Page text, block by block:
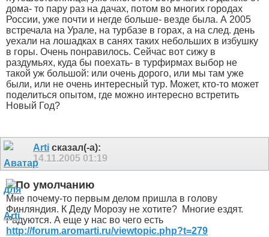
дома- то пару раз на дачах, потом во многих городах
России, уже почти и негде больше- везде была. А 2005
встречала на Урале, на турбазе в горах, а на след. день
уехали на лошадках в санях таких небольших в избушку
в горы. Очень понравилось. Сейчас вот сижу в
раздумьях, куда бы поехать- в турфирмах выбор не
такой уж большой: или очень дорого, или мы там уже
были, или не очень интересный тур. Может, кто-то может
поделиться опытом, где можно интересно встретить
Новый Год?
Arti сказал(-а):
14.11.2005 01:19
Мне почему-то первым делом пришла в голову
Финляндия. К Деду Морозу не хотите? Многие ездят.
Радуются. А еще у нас во чего есть
http://forum.aromarti.ru/viewtopic.php?t=279